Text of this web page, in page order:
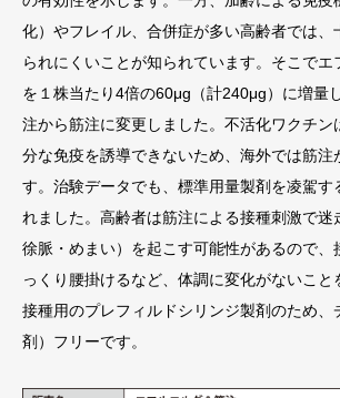
化）やフレイル、合併症が多い高齢者では、
られにくいことが知られています。そこでエ
を１株当たり4倍の60μg（計240μg）に増量
注から筋注に変更しました。不活化ワクチン
分な免疫を誘導できないため、海外では筋注
す。治験データでも、標準用量製剤を凌駕す
れました。高齢者は筋注による接種刺激で迷
徐脈・めまい）を起こす可能性があるので、
っくり腰掛けるなど、体調に変化がないこと
接種用のプレフィルドシリンジ製剤のため、
剤）フリーです。